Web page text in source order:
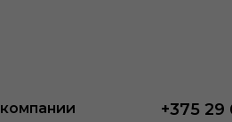
+375